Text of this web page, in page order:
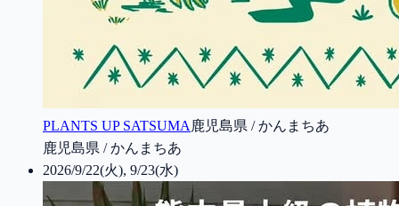
PLANTS UP SATSUMA 鹿児島県 / かんまちあ
鹿児島県 / かんまちあ
2026/9/22(火), 9/23(水)